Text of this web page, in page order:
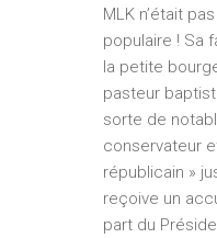
MLK n’était
populaire ! Sa
la petite
pasteur
sorte de
conservateur
républicain »
reçoive un
part du